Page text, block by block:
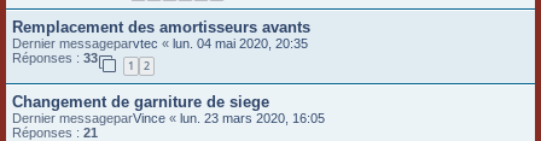
Remplacement des amortisseurs avants
Dernier messageparvtec « lun. 04 mai 2020, 20:35
Réponses : 33
1 2
Changement de garniture de siege
Dernier messageparVince « lun. 23 mars 2020, 16:05
Réponses : 21